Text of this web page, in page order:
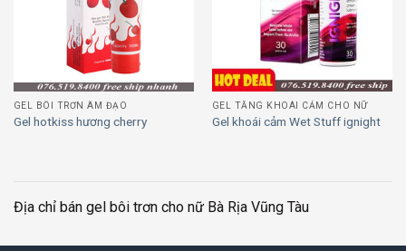
GEL BÔI TRƠN ÂM ĐẠO
Gel hotkiss hương cherry
GEL TĂNG KHOÁI CẢM CHO NỮ
Gel khoái cảm Wet Stuff ignight
Địa chỉ bán gel bôi trơn cho nữ Bà Rịa Vũng Tàu